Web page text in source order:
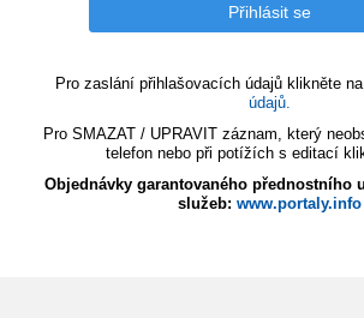
Pro zaslání přihlašovacích údajů klikněte na
údajů.
Pro SMAZAT / UPRAVIT záznam, který
telefon nebo při potížích s editací
Objednávky garantovaného přednostního
služeb: www.portaly.info